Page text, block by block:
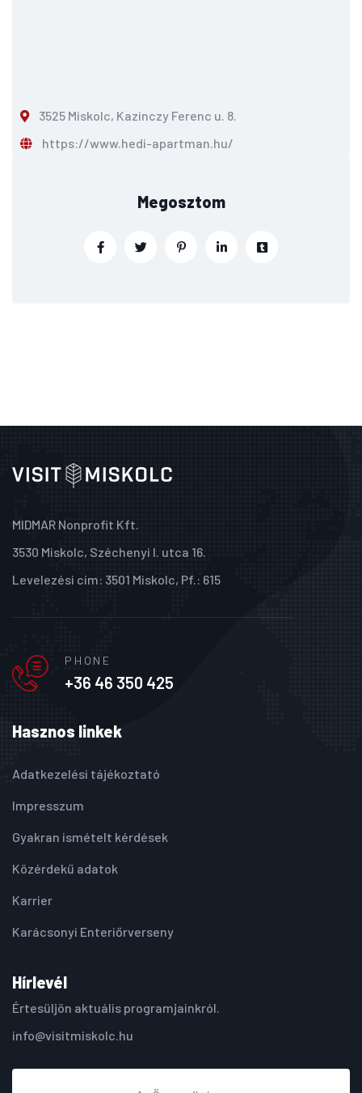
3525 Miskolc, Kazinczy Ferenc u. 8.
https://www.hedi-apartman.hu/
Megosztom
MIDMAR Nonprofit Kft.
3530 Miskolc, Széchenyi I. utca 16.
Levelezési cím: 3501 Miskolc, Pf.: 615
PHONE
+36 46 350 425
Hasznos linkek
Adatkezelési tájékoztató
Impresszum
Gyakran ismételt kérdések
Közérdekű adatok
Karrier
Karácsonyi Enteriőrverseny
Hírlevél
Értesüljön aktuális programjainkról.
info@visitmiskolc.hu